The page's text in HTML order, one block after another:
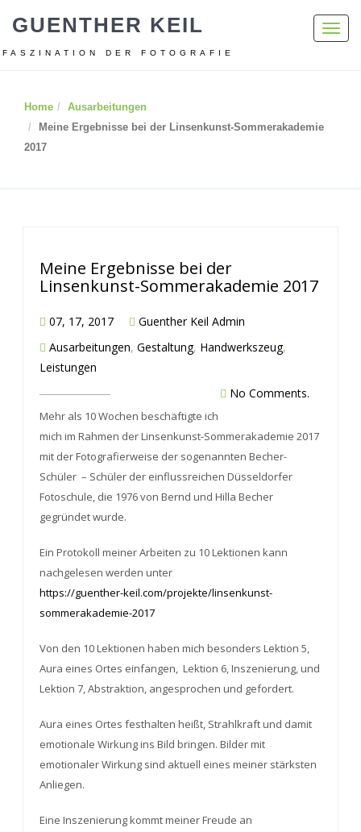
GUENTHER KEIL
FASZINATION DER FOTOGRAFIE
Home
Ausarbeitungen
Meine Ergebnisse bei der Linsenkunst-Sommerakademie
2017
Meine Ergebnisse bei der
Linsenkunst-Sommerakademie 2017
07, 17, 2017
Guenther Keil Admin
Ausarbeitungen, Gestaltung, Handwerkszeug,
Leistungen
No Comments.
Mehr als 10 Wochen beschäftigte ich
mich im Rahmen der Linsenkunst-Sommerakademie 2017
mit der Fotografierweise der sogenannten Becher-
Schüler – Schüler der einflussreichen Düsseldorfer
Fotoschule, die 1976 von Bernd und Hilla Becher
gegründet wurde.
Ein Protokoll meiner Arbeiten zu 10 Lektionen kann
nachgelesen werden unter
https://guenther-keil.com/projekte/linsenkunst-
sommerakademie-2017
Von den 10 Lektionen haben mich besonders Lektion 5,
Aura eines Ortes einfangen, Lektion 6, Inszenierung, und
Lektion 7, Abstraktion, angesprochen und gefordert.
Aura eines Ortes festhalten heißt, Strahlkraft und damit
emotionale Wirkung ins Bild bringen. Bilder mit
emotionaler Wirkung sind aktuell eines meiner stärksten
Anliegen.
Eine Inszenierung kommt meiner Freude an